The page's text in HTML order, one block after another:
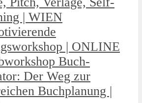
| WIEN
| ONLINE
Buch-
Der Weg zur
Buchplanung |